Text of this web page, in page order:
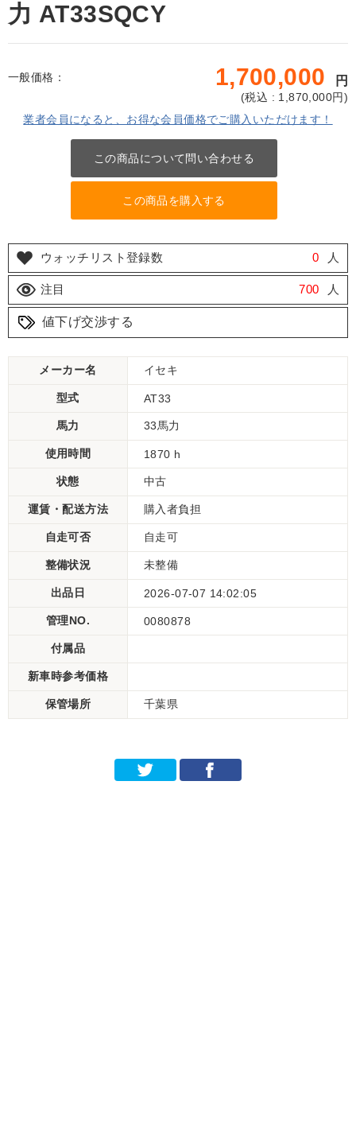
力 AT33SQCY
一般価格： 1,700,000 円
(税込 : 1,870,000円)
業者会員になると、お得な会員価格でご購入いただけます！
この商品について問い合わせる
この商品を購入する
ウォッチリスト登録数 0 人
注目 700 人
値下げ交渉する
メーカー名 イセキ
型式 AT33
馬力 33馬力
使用時間 1870 h
状態 中古
運賃・配送方法 購入者負担
自走可否 自走可
整備状況 未整備
出品日 2026-07-07 14:02:05
管理NO. 0080878
付属品
新車時参考価格
保管場所 千葉県